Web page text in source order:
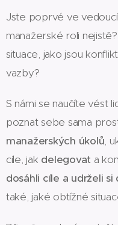
Jste poprvé ve
manažerské roli
situace, jako jsou
vazby?
S námi se naučíte vést
poznat sebe sama
manažerských úkolů,
cíle, jak delegovat a
dosáhli cíle a udrželi si
také, jaké obtížné